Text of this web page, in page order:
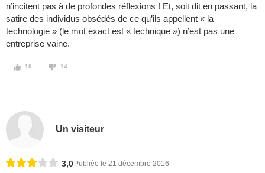
n’incitent pas à de profondes réflexions ! Et, soit dit en passant, la
satire des individus obsédés de ce qu’ils appellent « la
technologie » (le mot exact est « technique ») n’est pas une
entreprise vaine.
19 14
Un visiteur
3,0 Publiée le 21 décembre 2016